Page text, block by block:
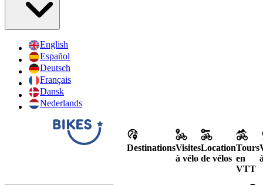
English
Español
Deutsch
Français
Dansk
Nederlands
DestinationsVisites
à vélo
Location
de vélos
Tours
en
VTT